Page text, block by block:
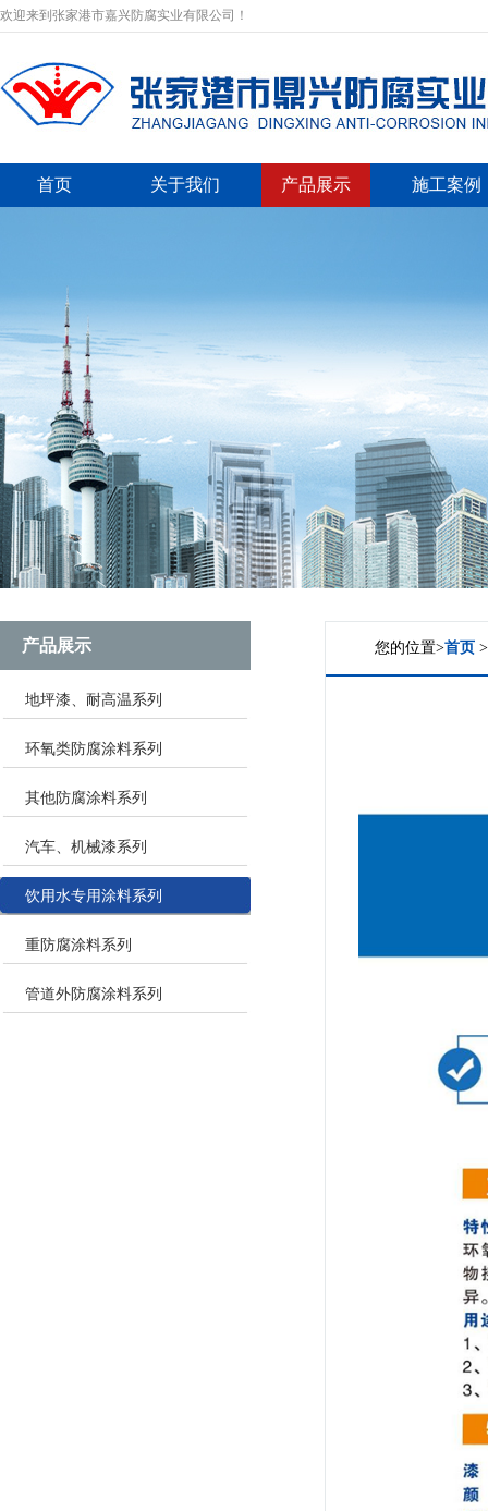
欢迎来到张家港市嘉兴防腐实业有限公司！
首页 关于我们 产品展示 施工案例
产品展示
地坪漆、耐高温系列
环氧类防腐涂料系列
其他防腐涂料系列
汽车、机械漆系列
饮用水专用涂料系列
重防腐涂料系列
管道外防腐涂料系列
您的位置>首页